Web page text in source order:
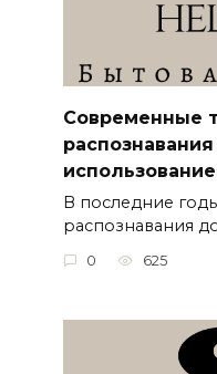
Современные
В последние
распознавания
0 625